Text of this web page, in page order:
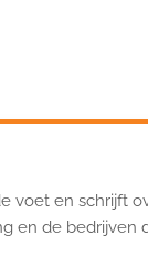
voet en schrijft
en de bedrijven